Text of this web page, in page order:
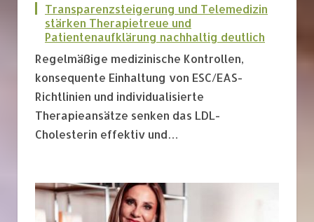
Transparenzsteigerung und Telemedizin
stärken Therapietreue und
Patientenaufklärung nachhaltig deutlich
Regelmäßige medizinische Kontrollen,
konsequente Einhaltung von ESC/EAS-
Richtlinien und individualisierte
Therapieansätze senken das LDL-
Cholesterin effektiv und…